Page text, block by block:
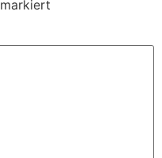
markiert